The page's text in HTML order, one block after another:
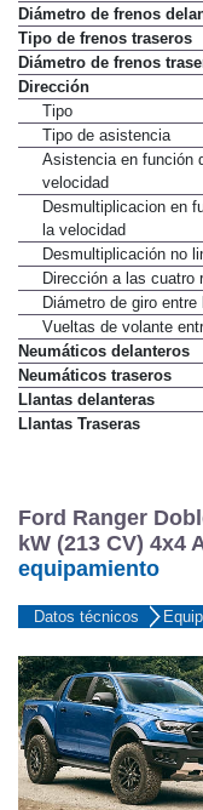
Diámetro de frenos
Tipo de frenos traseros
Diámetro de frenos
Dirección
Tipo
Tipo de asistencia
Asistencia en función
velocidad
Desmultiplicacion en
la velocidad
Desmultiplicación no
Dirección a las cuatro
Diámetro de giro entre
Vueltas de volante
Neumáticos delanteros
Neumáticos traseros
Llantas delanteras
Llantas Traseras
Ford Ranger
kW (213 CV) 4x4
equipamiento
Datos técnicos